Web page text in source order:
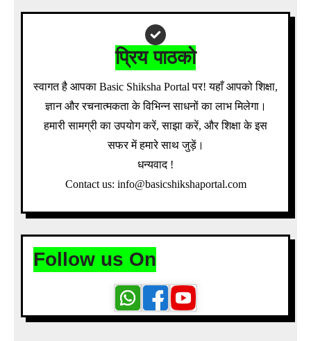
प्रिय पाठको
स्वागत है आपका Basic Shiksha Portal पर! यहाँ आपको शिक्षा,
ज्ञान और रचनात्मकता के विभिन्न साधनों का लाभ मिलेगा।
हमारी सामग्री का उपयोग करें, साझा करें, और शिक्षा के इस
सफर में हमारे साथ जुड़ें।
धन्यवाद !
Contact us: info@basicshikshaportal.com
Follow us On